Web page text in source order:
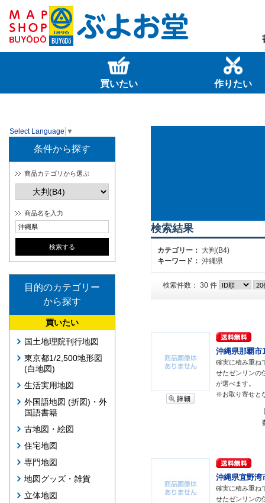
買いたい 作りたい
Select Language ▼
条件から探す
商品カテゴリから選ぶ
商品名を入力
目的のカテゴリー
から探す
買いたい
国土地理院刊行地図
東京都1/2,500地形図
(白地図)
生活実用地図
外国語地図 (折図)・外
国語書籍
古地図・絵図
住宅地図
専門地図
地図グッズ・雑貨
立体地図
検索結果
カテゴリー： 大判(B4)
キーワード： 沖縄県
検索件数： 30 件
沖縄県那覇市
確実に積み重ね
せたゼンリンの
が選べます。
※お取り寄せと
沖縄県宜野湾
確実に積み重ね
せたゼンリンの